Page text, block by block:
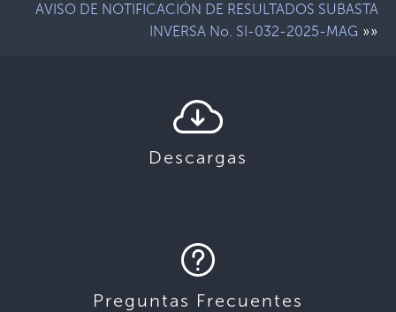
AVISO DE NOTIFICACIÓN DE RESULTADOS SUBASTA
INVERSA No. SI-032-2025-MAG »»
Descargas
Preguntas Frecuentes